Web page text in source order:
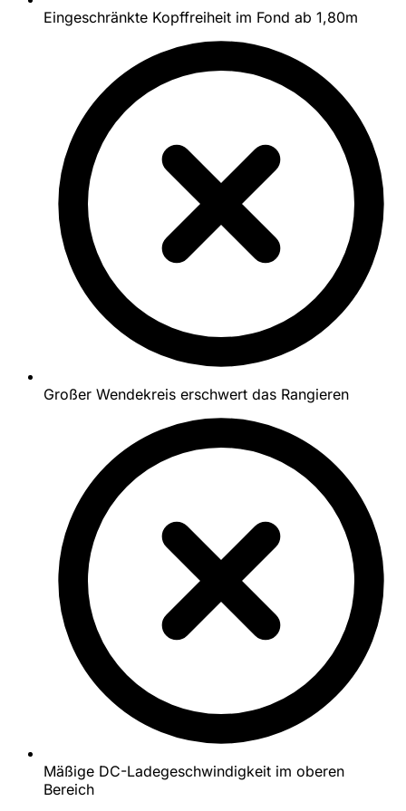
Eingeschränkte Kopffreiheit im Fond ab 1,80m
Großer Wendekreis erschwert das Rangieren
Mäßige DC-Ladegeschwindigkeit im oberen
Bereich